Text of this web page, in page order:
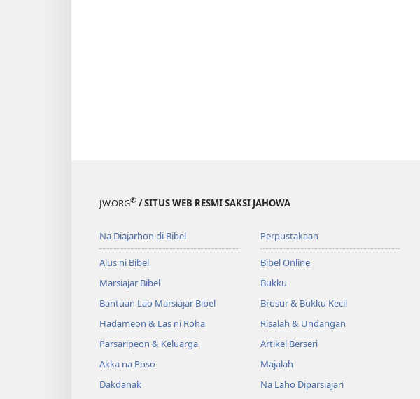
JW.ORG® / SITUS WEB RESMI SAKSI JAHOWA
Na Diajarhon di Bibel
Alus ni Bibel
Marsiajar Bibel
Bantuan Lao Marsiajar Bibel
Hadameon & Las ni Roha
Parsaripeon & Keluarga
Akka na Poso
Dakdanak
Perpustakaan
Bibel Online
Bukku
Brosur & Bukku Kecil
Risalah & Undangan
Artikel Berseri
Majalah
Na Laho Diparsiajari